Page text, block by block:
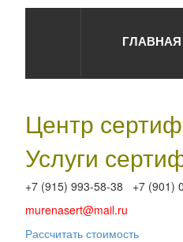
ГЛАВНАЯ
Центр
Услуги
+7 (915) 993-58-38 +7 (901)
murenasert@mail.ru
Рассчитать стоимость